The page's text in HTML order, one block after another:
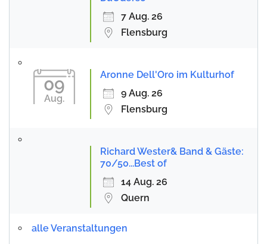
7 Aug. 26
Flensburg
09
Aug.
Aronne Dell'Oro im Kulturhof
9 Aug. 26
Flensburg
Richard Wester& Band & Gäste:
70/50...Best of
14 Aug. 26
Quern
alle Veranstaltungen